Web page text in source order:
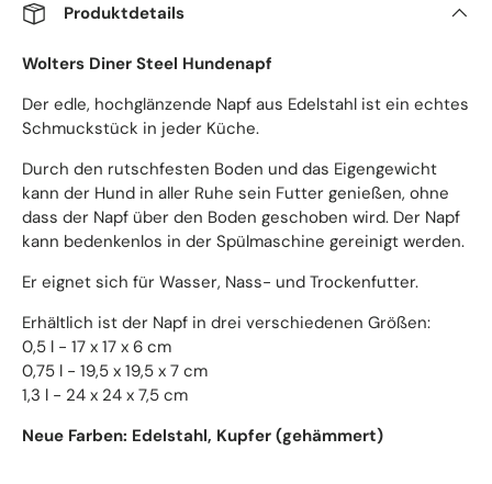
Produktdetails
Wolters Diner Steel Hundenapf
Der edle, hochglänzende Napf aus Edelstahl ist ein echtes
Schmuckstück in jeder Küche.
Durch den rutschfesten Boden und das Eigengewicht
kann der Hund in aller Ruhe sein Futter genießen, ohne
dass der Napf über den Boden geschoben wird. Der Napf
kann bedenkenlos in der Spülmaschine gereinigt werden.
Er eignet sich für Wasser, Nass- und Trockenfutter.
Erhältlich ist der Napf in drei verschiedenen Größen:
0,5 l - 17 x 17 x 6 cm
0,75 l - 19,5 x 19,5 x 7 cm
1,3 l - 24 x 24 x 7,5 cm
Neue Farben: Edelstahl, Kupfer (gehämmert)